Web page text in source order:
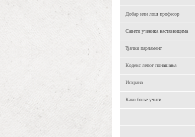
Добар или лош професор
Савети ученика наставницима
Ђачки парламент
Кодекс лепог понашања
Исхрана
Како боље учити